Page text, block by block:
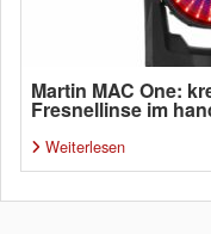
Martin MAC One:
Fresnellinse im
Weiterlesen